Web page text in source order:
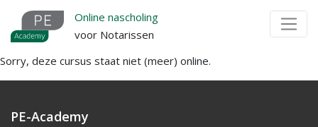
Overslaan
naar
de
inhoud
Online nascholing
voor Notarissen
Sorry, deze cursus staat niet (meer) online.
PE-Academy